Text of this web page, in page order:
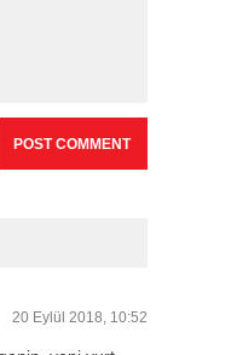
20 Eylül 2018, 10:52